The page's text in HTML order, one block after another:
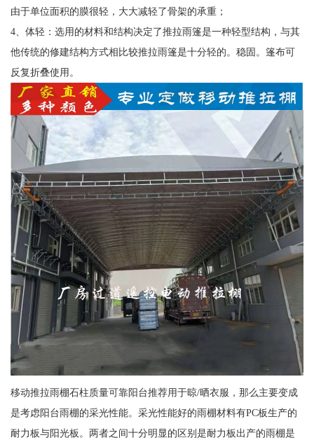
由于单位面积的膜很轻，大大减轻了骨架的承重；
4、体轻：选用的材料和结构决定了推拉雨篷是一种轻型结构，与其
他传统的修建结构方式相比较推拉雨篷是十分轻的。稳固。篷布可
反复折叠使用。
移动推拉雨棚石柱质量可靠阳台推荐用于晾/晒衣服，那么主要变成
是考虑阳台雨棚的采光性能。采光性能好的雨棚材料有PC板生产的
耐力板与阳光板。两者之间十分明显的区别是耐力板出产的雨棚是